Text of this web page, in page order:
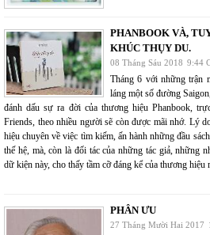
PHANBOOK VÀ,
KHÚC THỤY DU.
08 Tháng Sáu 2018 9:44
Tháng 6 với những trận
láng một số đường
đánh dấu sự ra đời của thương hiệu Phanbook,
Friends, theo nhiều người sẽ còn được mãi nhớ. Lý
hiệu chuyên về việc tìm kiếm, ấn hành những đầu
thế hệ, mà, còn là đối tác của những tác giả, những
dữ kiện này, cho thấy tầm cỡ đáng kể của thương hiệu
PHÂN ƯU
27 Tháng Mười Hai 2017